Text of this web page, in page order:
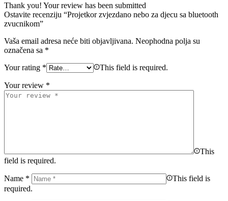
Thank you! Your review has been submitted
Ostavite recenziju “Projetkor zvjezdano nebo za djecu sa bluetooth
zvucnikom”
Vaša email adresa neće biti objavljivana. Neophodna polja su
označena sa *
Your rating * This field is required.
Your review *
This
field is required.
Name *
This field is
required.